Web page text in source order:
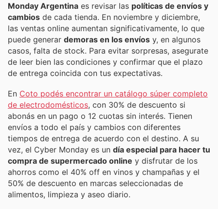
Monday Argentina es revisar las políticas de envíos y
cambios de cada tienda. En noviembre y diciembre,
las ventas online aumentan significativamente, lo que
puede generar demoras en los envíos y, en algunos
casos, falta de stock. Para evitar sorpresas, asegurate
de leer bien las condiciones y confirmar que el plazo
de entrega coincida con tus expectativas.
En Coto podés encontrar un catálogo súper completo
de electrodomésticos, con 30% de descuento si
abonás en un pago o 12 cuotas sin interés. Tienen
envíos a todo el país y cambios con diferentes
tiempos de entrega de acuerdo con el destino. A su
vez, el Cyber Monday es un día especial para hacer tu
compra de supermercado online y disfrutar de los
ahorros como el 40% off en vinos y champañas y el
50% de descuento en marcas seleccionadas de
alimentos, limpieza y aseo diario.